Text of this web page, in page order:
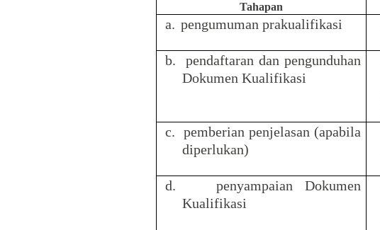
Tahapan
a. pengumuman prakualifikasi
b.
pendaftaran dan pengunduhan
Dokumen Kualifikasi
c. pemberian penjelasan (apabila
diperlukan)
d.
penyampaian Dokumen
Kualifikasi